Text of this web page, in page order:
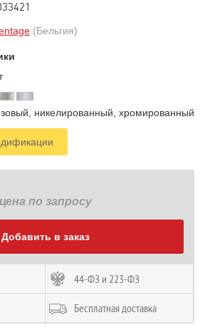
(Бельгия)
никелированный, хромированный
цена по запросу
Добавить в заказ
44-ФЗ и 223-ФЗ
Бесплатная доставка